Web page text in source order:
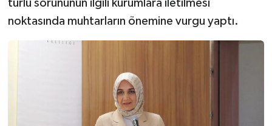
türlü sorununun ilgili kurumlara iletilmesi
noktasında muhtarların önemine vurgu yaptı.